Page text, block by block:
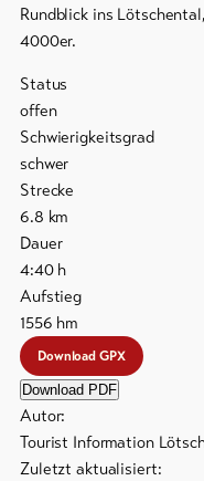
Bike-
Tickets
Gutscheine
Souvenirs
Rundblick ins
4000er.
Status
offen
Schwierigkeitsgrad
schwer
Strecke
6.8 km
Dauer
4:40h
Aufstieg
1556 hm
Download GPX
Download PDF
Autor:
Tourist Information
Zuletzt aktualisiert: